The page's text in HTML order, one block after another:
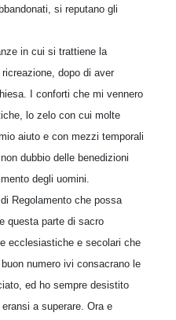
si reputano gli
in cui si trattiene la
dopo di aver
I conforti che mi vennero
lo zelo con cui molte
aiuto e con mezzi temporali
dubbio delle benedizioni
degli uomini.
Regolamento che possa
questa parte di sacro
ecclesiastiche e secolari che
numero ivi consacrano le
ed ho sempre desistito
a superare. Ora e